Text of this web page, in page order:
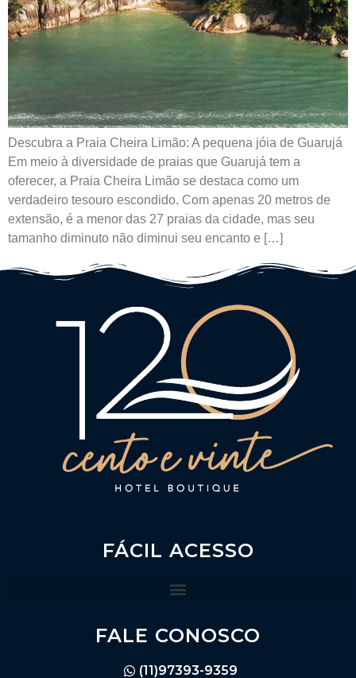
Descubra a Praia Cheira Limão: A pequena jóia de Guarujá
Em meio à diversidade de praias que Guarujá tem a
oferecer, a Praia Cheira Limão se destaca como um
verdadeiro tesouro escondido. Com apenas 20 metros de
extensão, é a menor das 27 praias da cidade, mas seu
tamanho diminuto não diminui seu encanto e […]
FÁCIL ACESSO
FALE CONOSCO
(11)97393-9359